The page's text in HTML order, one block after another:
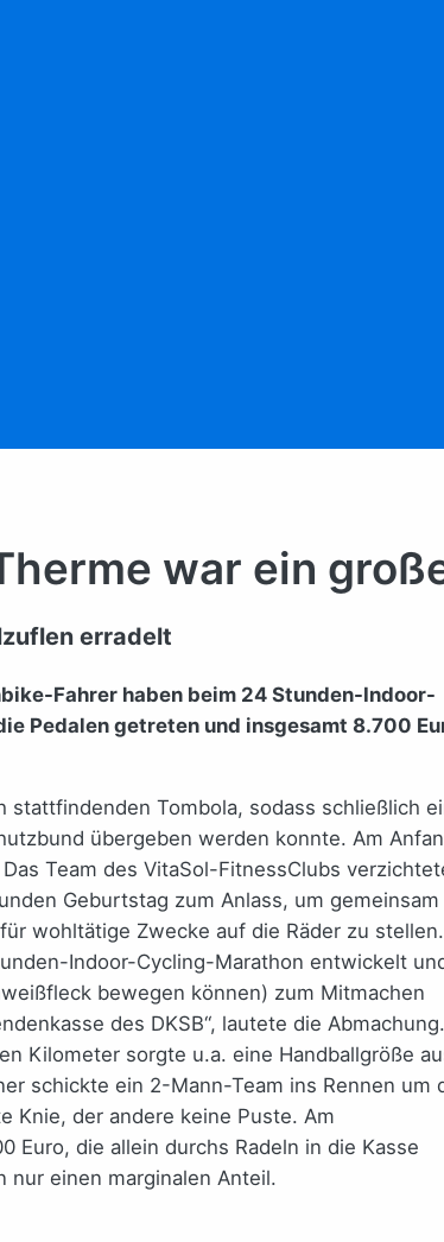
war ein
erradelt
Fahrer haben beim 24 Stunden-Indoor-
Pedalen getreten und insgesamt 8.700
stattfindenden Tombola, sodass schließlich
übergeben werden konnte. Am
Team des VitaSol-FitnessClubs
Geburtstag zum Anlass, um
wohltätige Zwecke auf die Räder zu stellen.
Indoor-Cycling-Marathon entwickelt
bewegen können) zum Mitmachen
des DKSB“, lautete die
Kilometer sorgte u.a. eine Handballgröße
schickte ein 2-Mann-Team ins Rennen um
Knie, der andere keine Puste. Am
Euro, die allein durchs Radeln in die Kasse
einen marginalen Anteil.